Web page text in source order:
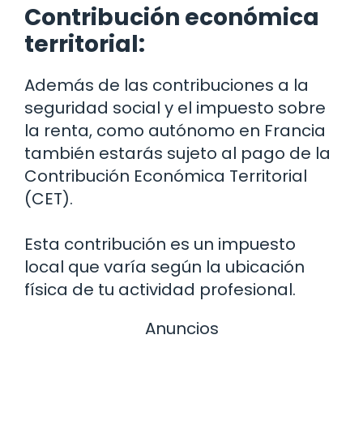
Contribución económica
territorial:
Además de las contribuciones a la
seguridad social y el impuesto sobre
la renta, como autónomo en Francia
también estarás sujeto al pago de la
Contribución Económica Territorial
(CET).
Esta contribución es un impuesto
local que varía según la ubicación
física de tu actividad profesional.
Anuncios